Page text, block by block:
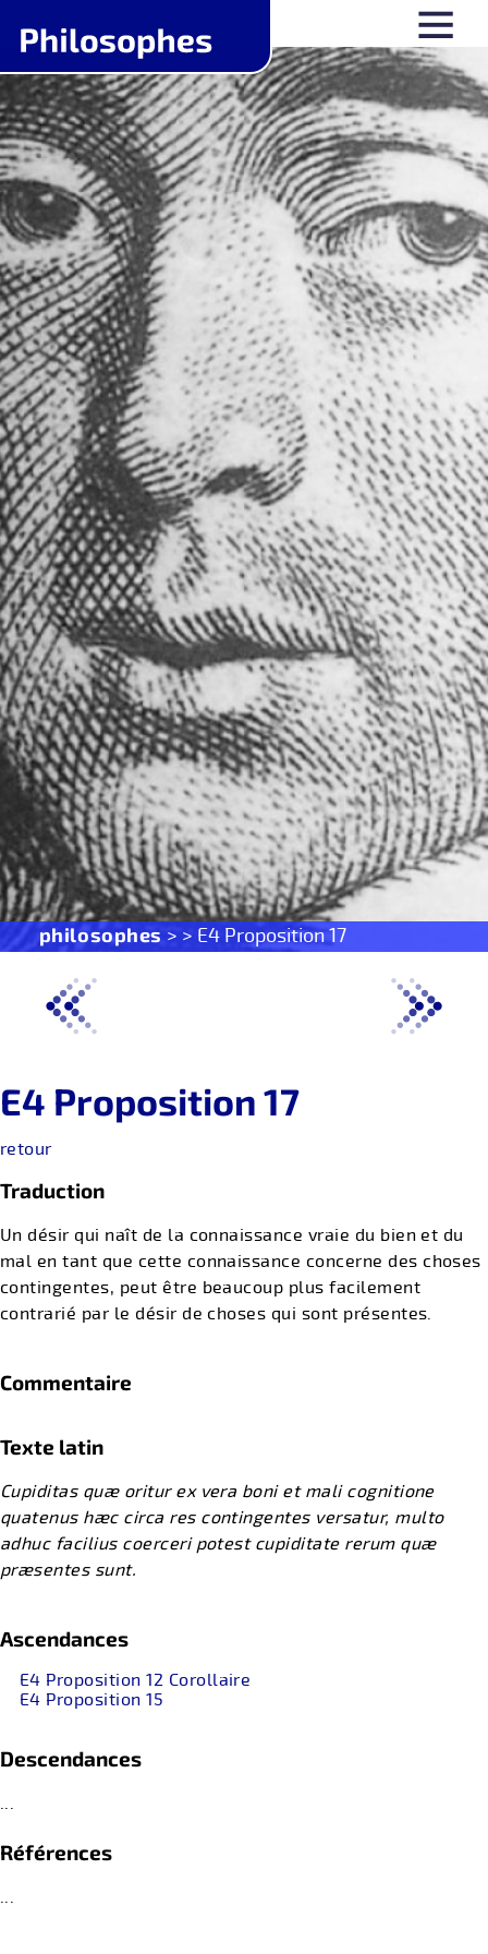
philosophes > > E4 Proposition 17
E4 Proposition 17
retour
Traduction
Un désir qui naît de la connaissance vraie du bien et du
mal en tant que cette connaissance concerne des choses
contingentes, peut être beaucoup plus facilement
contrarié par le désir de choses qui sont présentes.
Commentaire
Texte latin
Cupiditas quæ oritur ex vera boni et mali cognitione
quatenus hæc circa res contingentes versatur, multo
adhuc facilius coerceri potest cupiditate rerum quæ
præsentes sunt.
Ascendances
E4 Proposition 12 Corollaire
E4 Proposition 15
Descendances
Références